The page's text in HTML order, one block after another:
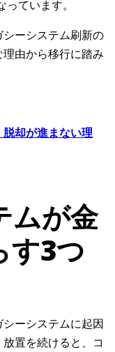
ています。
ーシステム刷新の
由から移行に踏み
却が進まない理
ムが金
す3つ
ーシステムに起因
置を続けると、コ